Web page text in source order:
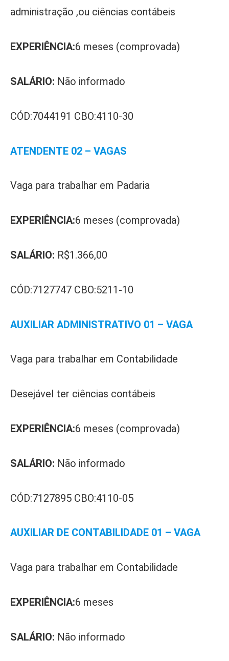
administração ,ou ciências contábeis
EXPERIÊNCIA:6 meses (comprovada)
SALÁRIO: Não informado
CÓD:7044191 CBO:4110-30
ATENDENTE 02 – VAGAS
Vaga para trabalhar em Padaria
EXPERIÊNCIA:6 meses (comprovada)
SALÁRIO: R$1.366,00
CÓD:7127747 CBO:5211-10
AUXILIAR ADMINISTRATIVO 01 – VAGA
Vaga para trabalhar em Contabilidade
Desejável ter ciências contábeis
EXPERIÊNCIA:6 meses (comprovada)
SALÁRIO: Não informado
CÓD:7127895 CBO:4110-05
AUXILIAR DE CONTABILIDADE 01 – VAGA
Vaga para trabalhar em Contabilidade
EXPERIÊNCIA:6 meses
SALÁRIO: Não informado